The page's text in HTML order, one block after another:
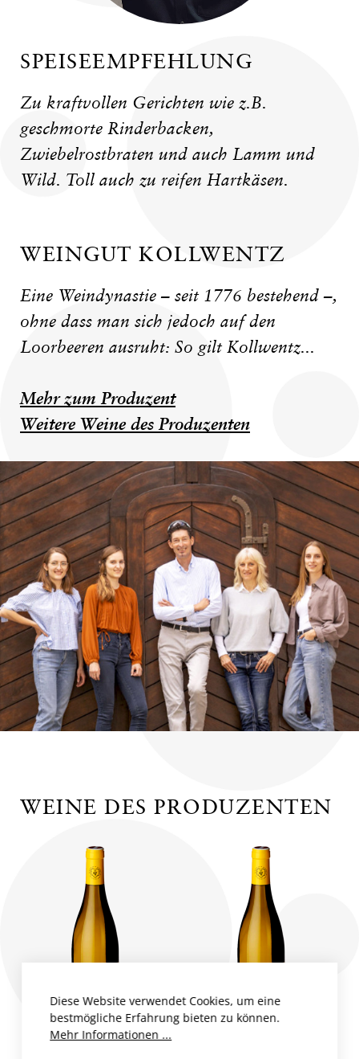
SPEISEEMPFEHLUNG
Zu kraftvollen Gerichten wie z.B.
geschmorte Rinderbacken,
Zwiebelrostbraten und auch Lamm und
Wild. Toll auch zu reifen Hartkäsen.
WEINGUT KOLLWENTZ
Eine Weindynastie – seit 1776 bestehend –,
ohne dass man sich jedoch auf den
Loorbeeren ausruht: So gilt Kollwentz...
Mehr zum Produzent
Weitere Weine des Produzenten
WEINE DES PRODUZENTEN
Diese Website verwendet Cookies, um eine
bestmögliche Erfahrung bieten zu können.
Mehr Informationen ...